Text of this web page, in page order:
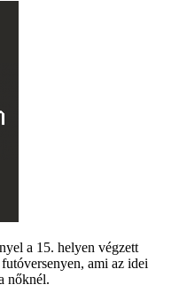
a 15. helyen végzett
ami az idei
nőknél.